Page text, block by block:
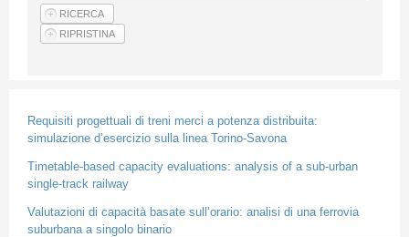
Articles
Requisiti progettuali di treni merci a potenza distribuita:
simulazione d’esercizio sulla linea Torino-Savona
Timetable-based capacity evaluations: analysis of a sub-urban
single-track railway
Valutazioni di capacità basate sull’orario: analisi di una ferrovia
suburbana a singolo binario